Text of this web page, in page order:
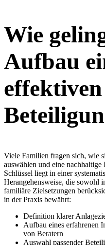
Wie
Aufbau
effektiven
Viele Familien fragen sich, wie
auswählen und eine
Schlüssel liegt in einer
Herangehensweise, die sowohl
familiäre Zielsetzungen
in der Praxis bewährt:
Definition klarer
Aufbau eines erfahrenen
von Beratern
Auswahl passender